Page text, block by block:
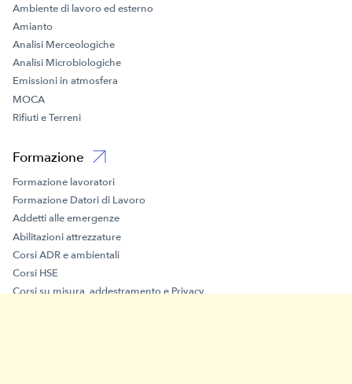
Ambiente di lavoro ed esterno
Amianto
Analisi Merceologiche
Analisi Microbiologiche
Emissioni in atmosfera
MOCA
Rifiuti e Terreni
Formazione
Formazione lavoratori
Formazione Datori di Lavoro
Addetti alle emergenze
Abilitazioni attrezzature
Corsi ADR e ambientali
Corsi HSE
Corsi su misura, addestramento e Privacy